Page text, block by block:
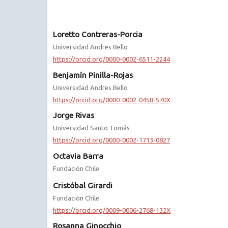
Loretto Contreras-Porcia
Universidad Andres Bello
https://orcid.org/0000-0002-6511-2244
Benjamín Pinilla-Rojas
Universidad Andres Bello
https://orcid.org/0000-0002-0458-570X
Jorge Rivas
Universidad Santo Tomás
https://orcid.org/0000-0002-1713-0827
Octavia Barra
Fundación Chile
Cristóbal Girardi
Fundación Chile
https://orcid.org/0009-0006-2768-132X
Rosanna Ginocchio